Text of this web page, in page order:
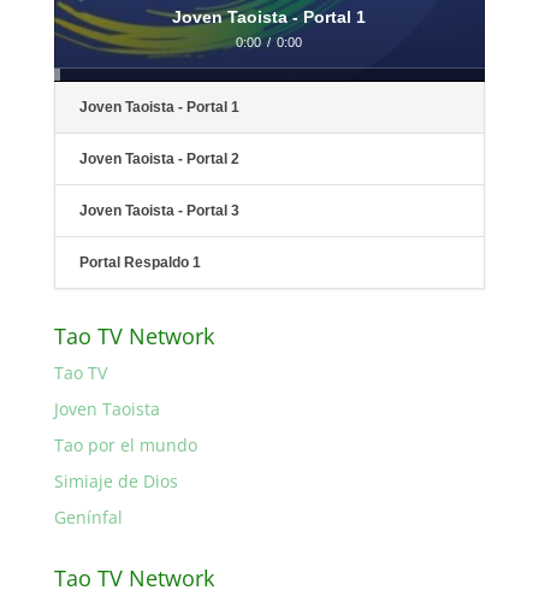
Joven Taoista - Portal 1
0:00 / 0:00
Joven Taoista - Portal 1
Joven Taoista - Portal 2
Joven Taoista - Portal 3
Portal Respaldo 1
Tao TV Network
Tao TV
Joven Taoista
Tao por el mundo
Simiaje de Dios
Genínfal
Tao TV Network